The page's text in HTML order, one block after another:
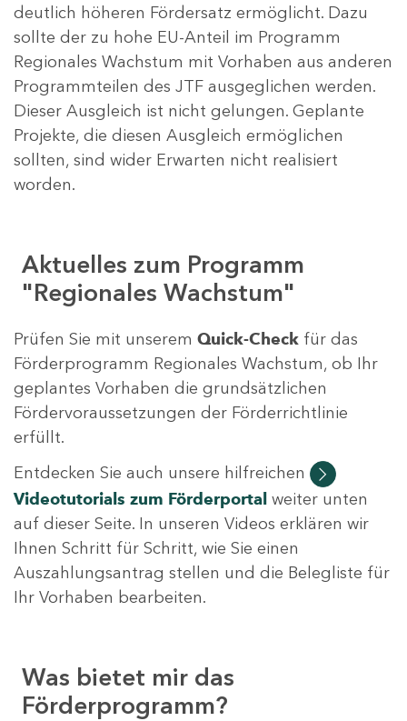
deutlich höheren Fördersatz ermöglicht. Dazu
sollte der zu hohe EU-Anteil im Programm
Regionales Wachstum mit Vorhaben aus anderen
Programmteilen des JTF ausgeglichen werden.
Dieser Ausgleich ist nicht gelungen. Geplante
Projekte, die diesen Ausgleich ermöglichen
sollten, sind wider Erwarten nicht realisiert
worden.
Aktuelles zum Programm
"Regionales Wachstum"
Prüfen Sie mit unserem Quick-Check für das
Förderprogramm Regionales Wachstum, ob Ihr
geplantes Vorhaben die grundsätzlichen
Fördervoraussetzungen der Förderrichtlinie
erfüllt.
Entdecken Sie auch unsere hilfreichen
Videotutorials zum Förderportal weiter unten
auf dieser Seite. In unseren Videos erklären wir
Ihnen Schritt für Schritt, wie Sie einen
Auszahlungsantrag stellen und die Belegliste für
Ihr Vorhaben bearbeiten.
Was bietet mir das
Förderprogramm?